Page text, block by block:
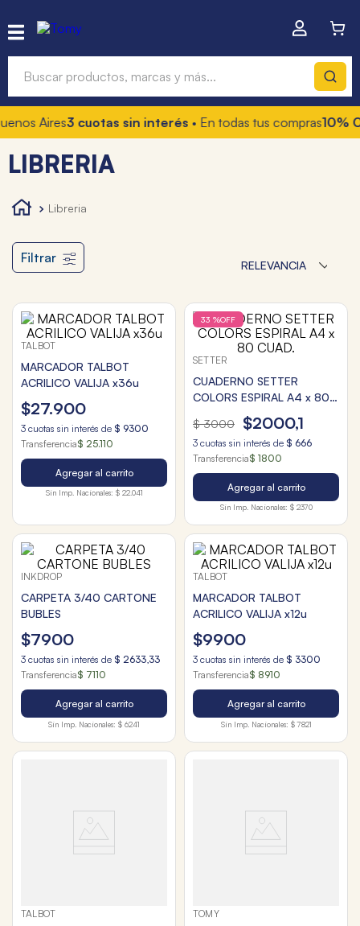
Aires3 cuotas sin interés• En todas tus compras10%
LIBRERIA
libreria
Filtrar RELEVANCIA
TALBOT
MARCADOR TALBOT
ACRILICO VALIJA x36u
$27.900
3 cuotas sin interés de $ 9300
Transferencia$ 25.110
Agregar al carrito
Sin Imp. Nacionales: $ 22.041
33 %OFF
SETTER
CUADERNO SETTER
COLORS ESPIRAL A4 x 80
$ 3000 $2000,1
3 cuotas sin interés de $ 666
Transferencia$ 1800
Agregar al carrito
Sin Imp. Nacionales: $ 2370
INKDROP
CARPETA 3/40 CARTONE
BUBLES
$7900
3 cuotas sin interés de $ 2633,33
Transferencia$ 7110
Agregar al carrito
Sin Imp. Nacionales: $ 6241
TALBOT
MARCADOR TALBOT
ACRILICO VALIJA x12u
$9900
3 cuotas sin interés de $ 3300
Transferencia$ 8910
Agregar al carrito
Sin Imp. Nacionales: $ 7821
TALBOT TOMY
Términos más buscados
hot wheels
3.
4. marcadores